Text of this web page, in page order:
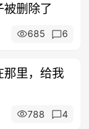
删除了
685 6
那里，给我
788 4